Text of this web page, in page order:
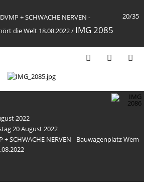
20/35
+ SCHWACHE NERVEN -
die Welt 18.08.2022/ IMG 2085
2022
20 August 2022
+ SCHWACHE NERVEN - Bauwagenplatz Wem